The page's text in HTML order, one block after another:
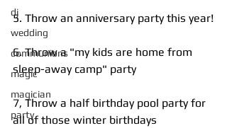
dj
wedding
communions
magic
magician
party
5. Throw an anniversary party this year!
6. Throw a "my kids are home from
sleep-away camp" party
7, Throw a half birthday pool party for
all of those winter birthdays